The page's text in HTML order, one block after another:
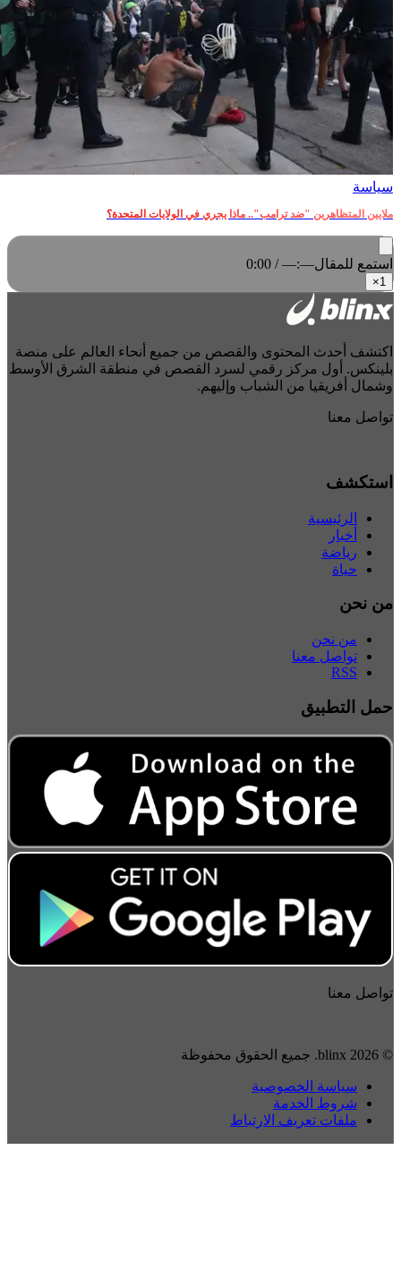
سياسة
ملايين المتظاهرين "ضد ترامب".. ماذا يجري في الولايات المتحدة؟
استمع للمقال 0:00 / —:—
1
×
اكتشف أحدث المحتوى والقصص من جميع أنحاء العالم على منصة
بلينكس. أول مركز رقمي لسرد القصص في منطقة الشرق الأوسط
وشمال أفريقيا من الشباب وإليهم.
تواصل معنا
استكشف
الرئيسية
أخبار
رياضة
حياة
من نحن
من نحن
تواصل معنا
RSS
حمل التطبيق
تواصل معنا
© 2026 blinx. جميع الحقوق محفوظة
سياسة الخصوصية
شروط الخدمة
ملفات تعريف الارتباط